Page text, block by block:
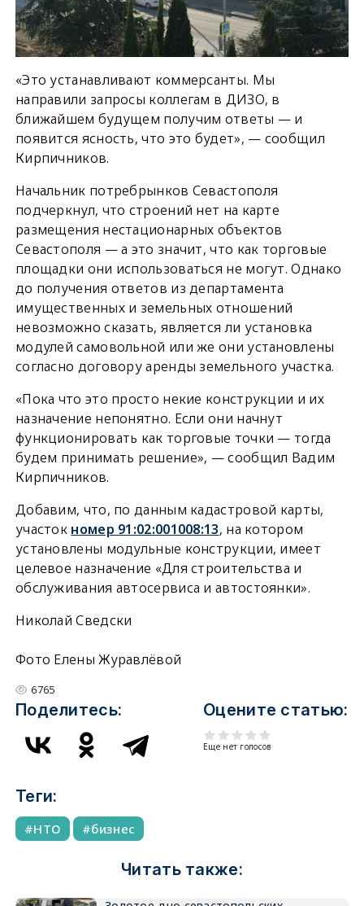
«Это устанавливают коммерсанты. Мы
направили запросы коллегам в ДИЗО, в
ближайшем будущем получим ответы — и
появится ясность, что это будет», — сообщил
Кирпичников.
Начальник потребрынков Севастополя
подчеркнул, что строений нет на карте
размещения нестационарных объектов
Севастополя — а это значит, что как торговые
площадки они использоваться не могут. Однако
до получения ответов из департамента
имущественных и земельных отношений
невозможно сказать, является ли установка
модулей самовольной или же они установлены
согласно договору аренды земельного участка.
«Пока что это просто некие конструкции и их
назначение непонятно. Если они начнут
функционировать как торговые точки — тогда
будем принимать решение», — сообщил Вадим
Кирпичников.
Добавим, что, по данным кадастровой карты,
участок номер 91:02:001008:13, на котором
установлены модульные конструкции, имеет
целевое назначение «Для строительства и
обслуживания автосервиса и автостоянки».
Николай Сведски
Фото Елены Журавлёвой
6765
Поделитесь: Оцените статью:
Еще нет голосов
Теги:
НТО бизнес
Читать также: